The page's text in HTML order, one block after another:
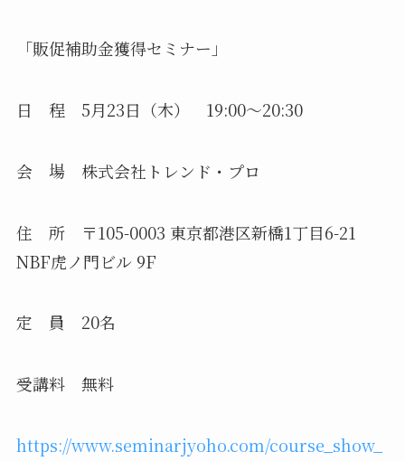
「販促補助金獲得セミナー」
日 程 5月23日（木） 19:00～20:30
会 場 株式会社トレンド・プロ
住 所 〒105-0003 東京都港区新橋1丁目6-21
NBF虎ノ門ビル 9F
定 員 20名
受講料 無料
https://www.seminarjyoho.com/course_show_